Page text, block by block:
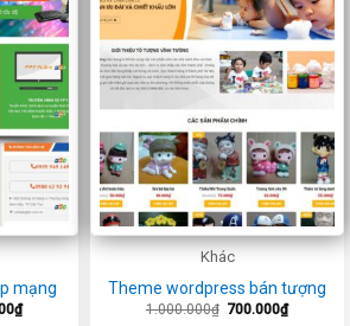
mạng
₫Giá
hiện
Khác
Theme wordpress bán tượng
1.000.000₫ Giá
700.000₫Giá
hiện